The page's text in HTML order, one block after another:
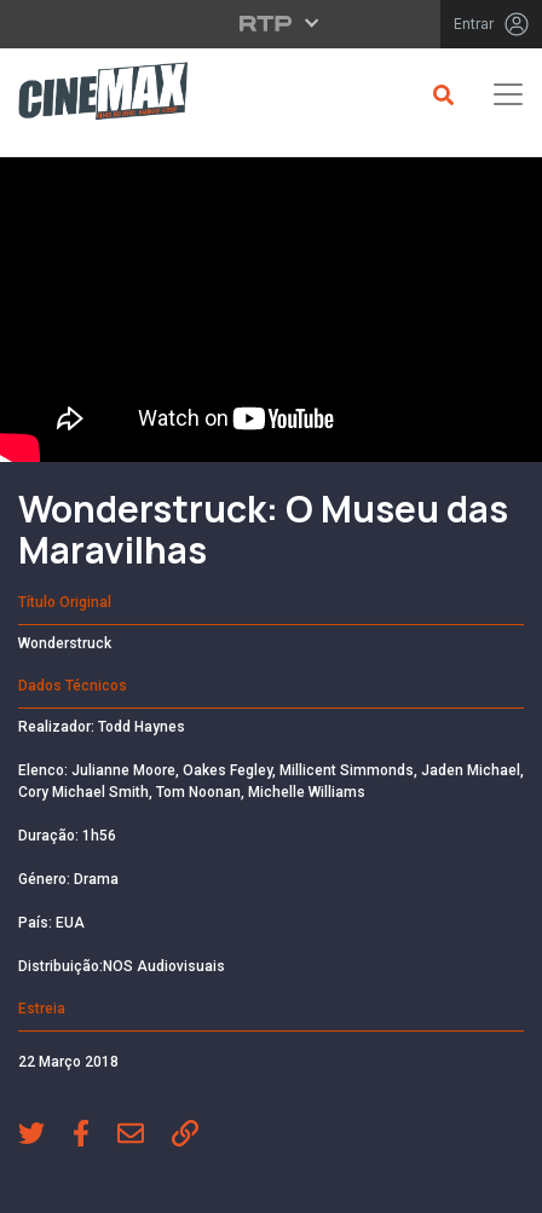
Saltar para o conteúdo principal Entrar
Filme em Cartaz
Wonderstruck: O Museu das
Maravilhas
Título Original
Wonderstruck
Dados Técnicos
Realizador: Todd Haynes
Elenco: Julianne Moore, Oakes Fegley, Millicent Simmonds, Jaden Michael,
Cory Michael Smith, Tom Noonan, Michelle Williams
Duração: 1h56
Género: Drama
País: EUA
Distribuição:NOS Audiovisuais
Estreia
22 Março 2018